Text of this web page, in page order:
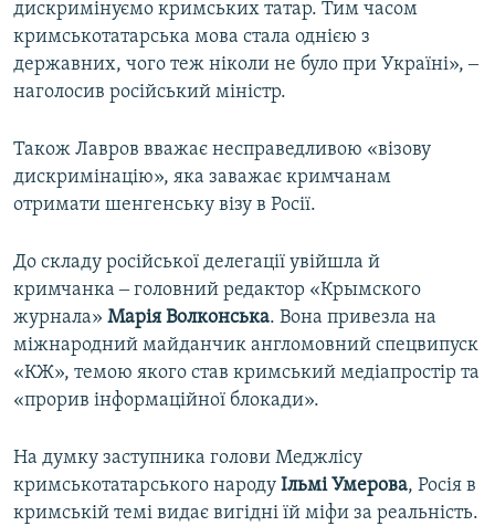
дискримінуємо кримських татар. Тим часом
кримськотатарська мова стала однією з
державних, чого теж ніколи не було при Україні», ‒
наголосив російський міністр.
Також Лавров вважає несправедливою «візову
дискримінацію», яка заважає кримчанам
отримати шенгенську візу в Росії.
До складу російської делегації увійшла й
кримчанка ‒ головний редактор «Крымского
журнала» Марія Волконська. Вона привезла на
міжнародний майданчик англомовний спецвипуск
«КЖ», темою якого став кримський медіапростір та
«прорив інформаційної блокади».
На думку заступника голови Меджлісу
кримськотатарського народу Ільмі Умерова, Росія в
кримській темі видає вигідні їй міфи за реальність.